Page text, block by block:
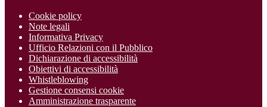
Cookie policy
Note legali
Informativa Privacy
Ufficio Relazioni con il Pubblico
Dichiarazione di accessibilità
Obiettivi di accessibilità
Whistleblowing
Gestione consensi cookie
Amministrazione trasparente